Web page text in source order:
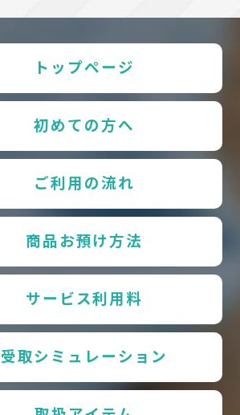
トップページ
初めての方へ
ご利用の流れ
商品お預け方法
サービス利用料
受取シミュレーション